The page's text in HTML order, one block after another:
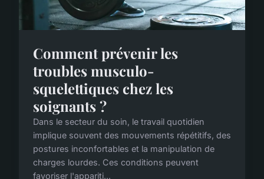
Comment prévenir les
troubles musculo-
squelettiques chez les
soignants ?
Dans le secteur du soin, le travail quotidien
implique souvent des mouvements répétitifs, des
postures inconfortables et la manipulation de
charges lourdes. Ces conditions peuvent
favoriser l'appariti...